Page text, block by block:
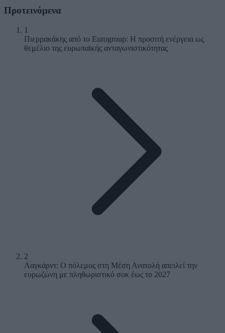
Προτεινόμενα
1
Πιερρακάκης από το Eurogroup: Η προσιτή ενέργεια ως
θεμέλιο της ευρωπαϊκής ανταγωνιστικότητας
2
Λαγκάρντ: Ο πόλεμος στη Μέση Ανατολή απειλεί την
ευρωζώνη με πληθωριστικό σοκ έως το 2027